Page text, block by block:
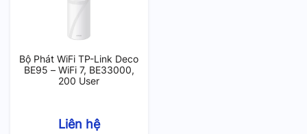
Bộ Phát WiFi TP-Link Deco
BE95 – WiFi 7, BE33000,
200 User
Liên hệ